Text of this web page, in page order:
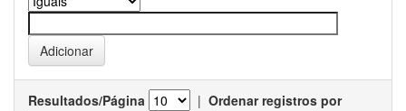
Resultados/Página | Ordenar registros por